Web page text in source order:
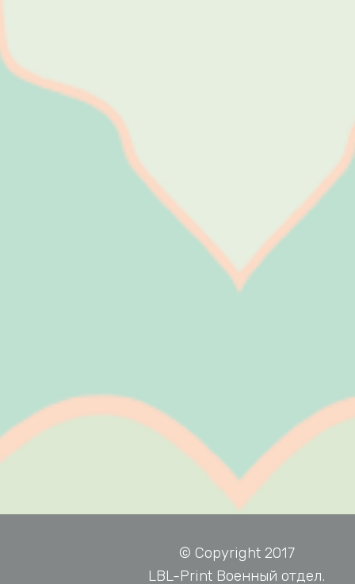
© Copyright 2017
LBL-Print Военный отдел.